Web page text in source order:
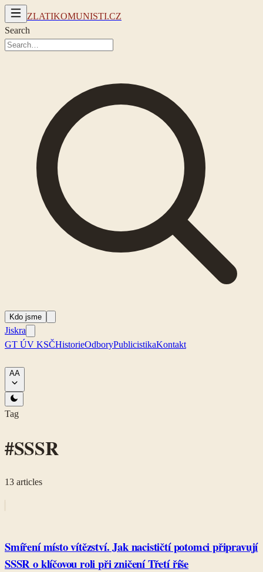
ZLATIKOMUNISTI.CZ
Search
Kdo jsme
Jiskra
GT ÚV KSČHistorieOdboryPublicistikaKontakt
AA
Tag
#SSSR
13 articles
Smíření místo vítězství. Jak nacističtí potomci připravují
SSSR o klíčovou roli při zničení Třetí říše